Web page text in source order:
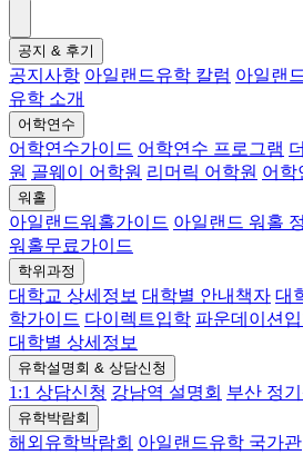
공지 & 후기
공지사항 아일랜드유학 칼럼 아일랜
유학 소개
어학연수
어학연수가이드 어학연수 프로그램
원 골웨이 어학원 리머릭 어학원 어학
워홀
아일랜드워홀가이드 아일랜드 워홀
워홀무료가이드
학위과정
대학교 상세정보 대학별 안내책자 대
학가이드 다이렉트입학 파운데이션
대학별 상세정보
유학설명회 & 상담신청
1:1 상담신청 강남역 설명회 부산 정
유학박람회
해외유학박람회 아일랜드유학 국가관